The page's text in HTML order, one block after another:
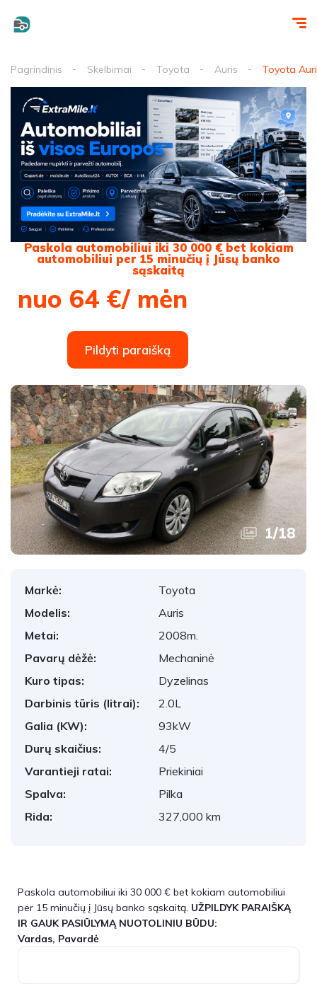
Pagrindinis Skelbimai Toyota Auris Toyota
Paskola automobiliui iki 30 000 € bet kokiam
automobiliui per 15 minučių į Jūsų banko
sąskaitą
nuo 64 €/ mėn
Pildyti paraišką
1/18
Markė:
Toyota
Modelis:
Auris
Metai:
2008m.
Pavarų dėžė:
Mechaninė
Kuro tipas:
Dyzelinas
Darbinis tūris (litrai):
2.0L
Galia (KW):
93kW
Durų skaičius:
4/5
Varantieji ratai:
Priekiniai
Spalva:
Pilka
Rida:
327,000 km
Paskola automobiliui iki 30 000 € bet kokiam automobiliui
per 15 minučių į Jūsų banko sąskaitą. UŽPILDYK PARAIŠKĄ
IR GAUK PASIŪLYMĄ NUOTOLINIU BŪDU:
Vardas, Pavardė